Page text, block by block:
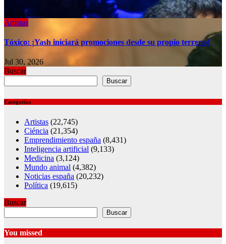
Jul 30, 2026
Artistas
Tóxico: ¡Yash iniciará promociones desde su propio terreno!
Jul 30, 2026
Buscar
Buscar
Categorías
Artistas (22,745)
Ciéncia (21,354)
Emprendimiento españa (8,431)
Inteligencia artificial (9,133)
Medicina (3,124)
Mundo animal (4,382)
Noticias españa (20,232)
Política (19,615)
Buscar
Buscar
You missed